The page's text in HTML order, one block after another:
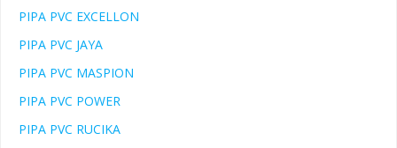
PIPA PVC EXCELLON
PIPA PVC JAYA
PIPA PVC MASPION
PIPA PVC POWER
PIPA PVC RUCIKA